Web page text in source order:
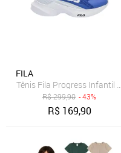
FILA
Tênis Fila Progress Infantil -
R$299,90 - 43%
R$ 169,90